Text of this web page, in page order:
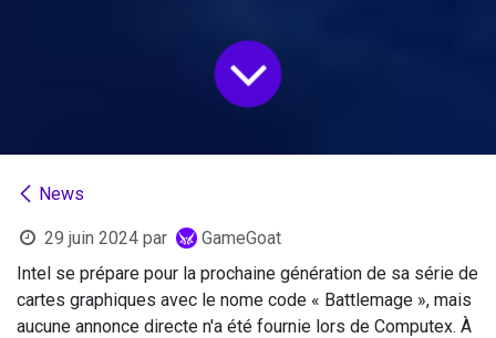
News
29 juin 2024 par
GameGoat
Intel se prépare pour la prochaine génération de sa série de
cartes graphiques avec le nome code « Battlemage », mais
aucune annonce directe n'a été fournie lors de Computex. À